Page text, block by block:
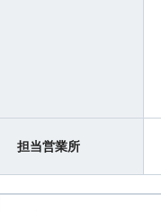
担当営業所